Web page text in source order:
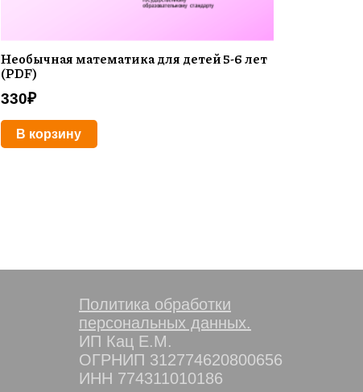
Необычная математика для детей 5-6 лет
(PDF)
330₽
В корзину
Политика обработки
персональных данных.
ИП Кац Е.М.
ОГРНИП 312774620800656
ИНН 774311010186